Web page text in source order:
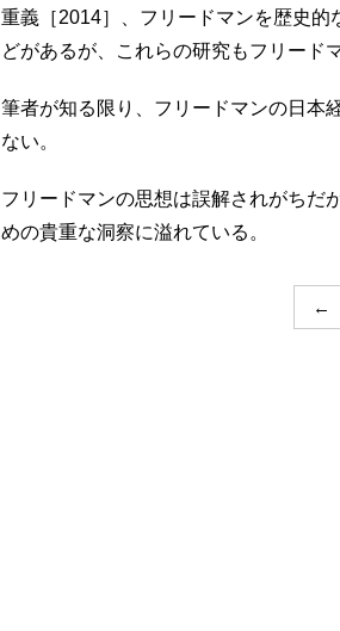
重義［2014］、フリードマンを歴史
どがあるが、これらの研究もフリード
筆者が知る限り、フリードマンの日本
ない。
フリードマンの思想は誤解されがちだ
めの貴重な洞察に溢れている。
←